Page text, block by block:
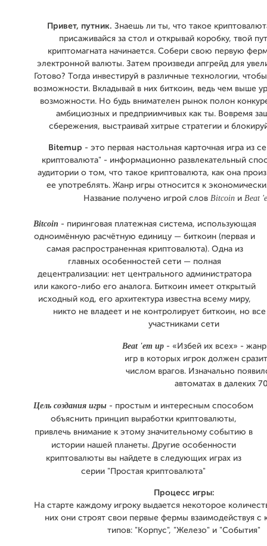
Привет, путник. Знаешь ли ты, что такое
присаживайся за стол и открывай коробку, твой
криптомагната начинается. Собери свою первую
электронной валюты. Затем произведи апгрейд для
Готово? Тогда инвестируй в различные технологии,
возможности. Вкладывай в них биткоин, ведь чем выше
возможности. Но будь внимателен рынок полон
амбициозных и предприимчивых как ты. Вовремя
сбережения, выстраивай хитрые стратегии и
Bitemup - это первая настольная карточная игра из
криптовалюта" - информационно развлекательный
аудитории о том, что такое криптовалюта, как она
ее употреблять. Жанр игры относится к
Название получено игрой слов Bitcoin и Beat
Bitcoin - пиринговая платежная система, использующая
одноимённую расчётную единицу — биткоин (первая и
самая распространенная криптовалюта). Одна из
главных особенностей сети — полная
децентрализации: нет центрального администратора
или какого-либо его аналога. Биткоин имеет открытый
исходный код, его архитектура известна всему миру,
никто не владеет и не контролирует биткоин, но все
участниками сети
Beat 'em up- «Избей их всех» -
игр в которых игрок должен
числом врагов. Изначально
автоматах в далеких
Цель создания игры - простым и интересным способом
объяснить принцип выработки криптовалюты,
привлечь внимание к этому значительному событию в
истории нашей планеты. Другие особенности
криптовалюты вы найдете в следующих играх из
серии "Простая криптовалюта"
Процесс игры:
На старте каждому игроку выдается некоторое
них они строят свои первые фермы взаимодействуя с
типов: "Корпус", "Железо" и "События"